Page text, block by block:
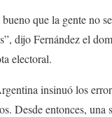
que la gente no
dijo Fernández el
electoral.
insinuó los
Desde entonces, una